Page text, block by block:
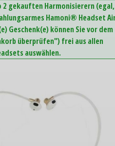
2 gekauften Harmonisierern (egal,
Hamoni® Headset
Geschenk(e) können Sie vor dem
überprüfen") frei aus allen
auswählen.